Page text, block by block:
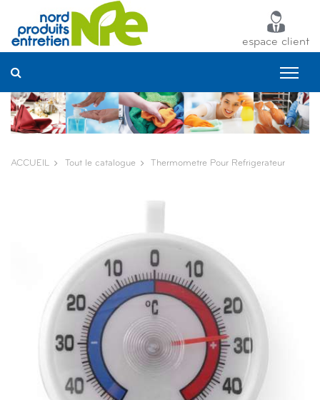
espace client
ACCUEIL Tout le catalogue Thermometre Pour Refrigerateur
Panneau de gestion des cookies